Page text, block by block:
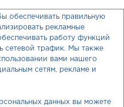
ссылки на
подобные
согласие с их
не несет никакой
или содержание
за любой
их
обеспечивать правильную
рекламные
работу функций
сетевой трафик. Мы также
вами нашего
сетям, рекламе и
данных вы можете